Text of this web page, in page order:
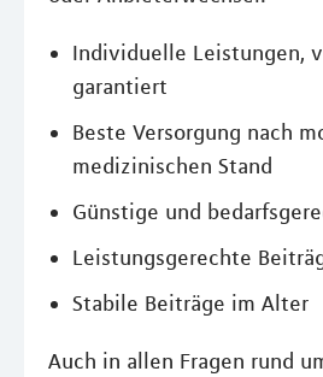
Individuelle Leistungen,
garantiert
Beste Versorgung nach
medizinischen Stand
Günstige und
Leistungsgerechte
Stabile Beiträge im Alter
Auch in allen Fragen rund